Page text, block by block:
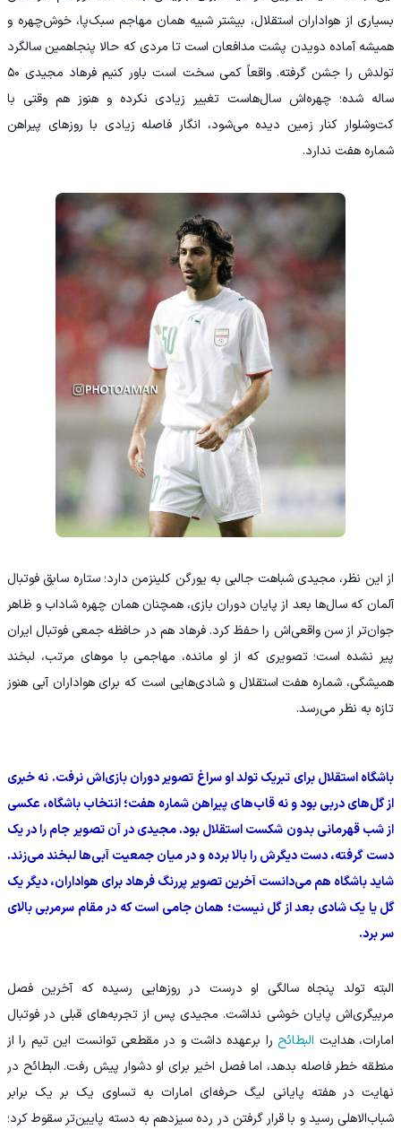
بسیاری از هواداران استقلال، بیشتر شبیه همان مهاجم سبک‌پا، خوش‌چهره و
همیشه آماده دویدن پشت مدافعان است تا مردی که حالا پنجاهمین سالگرد
تولدش را جشن گرفته. واقعاً کمی سخت است باور کنیم فرهاد مجیدی ۵۰
ساله شده؛ چهره‌اش سال‌هاست تغییر زیادی نکرده و هنوز هم وقتی با
کت‌وشلوار کنار زمین دیده می‌شود، انگار فاصله زیادی با روزهای پیراهن
شماره هفت ندارد.
از این نظر، مجیدی شباهت جالبی به یورگن کلینزمن دارد؛ ستاره سابق فوتبال
آلمان که سال‌ها بعد از پایان دوران بازی، همچنان همان چهره شاداب و ظاهر
جوان‌تر از سن واقعی‌اش را حفظ کرد. فرهاد هم در حافظه جمعی فوتبال ایران
پیر نشده است؛ تصویری که از او مانده، مهاجمی با موهای مرتب، لبخند
همیشگی، شماره هفت استقلال و شادی‌هایی است که برای هواداران آبی هنوز
تازه به نظر می‌رسد.
باشگاه استقلال برای تبریک تولد او سراغ تصویر دوران بازی‌اش نرفت. نه خبری
از گل‌های دربی بود و نه قاب‌های پیراهن شماره هفت؛ انتخاب باشگاه، عکسی
از شب قهرمانی بدون شکست استقلال بود. مجیدی در آن تصویر جام را در یک
دست گرفته، دست دیگرش را بالا برده و در میان جمعیت آبی‌ها لبخند می‌زند.
شاید باشگاه هم می‌دانست آخرین تصویر پررنگ فرهاد برای هواداران، دیگر یک
گل یا یک شادی بعد از گل نیست؛ همان جامی است که در مقام سرمربی بالای
سر برد.
البته تولد پنجاه سالگی او درست در روزهایی رسیده که آخرین فصل
مربیگری‌اش پایان خوشی نداشت. مجیدی پس از تجربه‌های قبلی در فوتبال
امارات، هدایت البطائح را برعهده داشت و در مقطعی توانست این تیم را از
منطقه خطر فاصله بدهد، اما فصل اخیر برای او دشوار پیش رفت. البطائح در
نهایت در هفته پایانی لیگ حرفه‌ای امارات به تساوی یک بر یک برابر
شباب‌الاهلی رسید و با قرار گرفتن در رده سیزدهم به دسته پایین‌تر سقوط کرد؛